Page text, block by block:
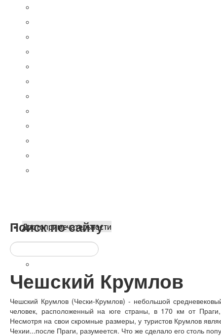
Достопримечательности
Топ-10 достопримечательностей
9 самых необычных
Поискпо сайту
Чешский Крумлов
Чешский Крумлов (Чески-Крумлов) - небольшой
человек, расположенный на юге страны, в 170 км от
Несмотря на свои скромные размеры, у туристов Крумлов
Чехии...после Праги, разумеется. Что же сделало его столь